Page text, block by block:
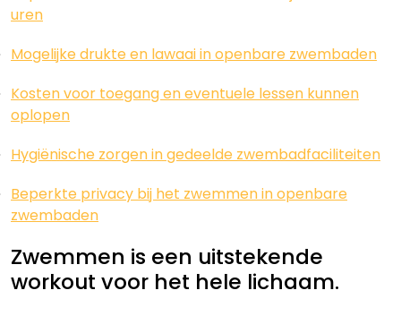
uren
Mogelijke drukte en lawaai in openbare zwembaden
Kosten voor toegang en eventuele lessen kunnen
oplopen
Hygiënische zorgen in gedeelde zwembadfaciliteiten
Beperkte privacy bij het zwemmen in openbare
zwembaden
Zwemmen is een uitstekende
workout voor het hele lichaam.